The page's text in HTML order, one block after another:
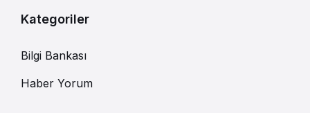
Kategoriler
Bilgi Bankası
Haber Yorum